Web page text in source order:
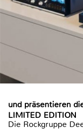
und präsentieren
LIMITED EDITION
Die Rockgruppe